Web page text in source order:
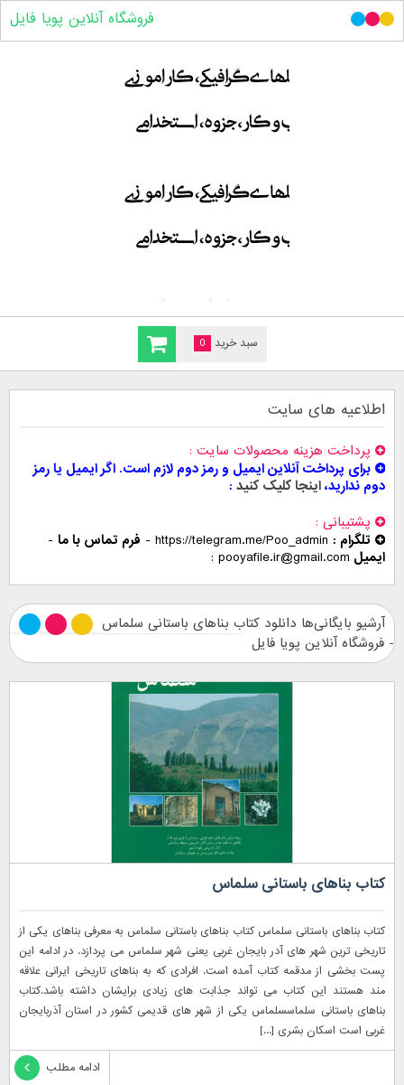
سبد خرید 0
فروشگاه آنلاین پویا فایل
اطلاعیه های سایت
پرداخت هزینه محصولات سایت
برای پرداخت آنلاین ایمیل و رمز دوم لازم است. اگر ایمیل یا رمز
دوم ندارید،اینجا کلیک کنید
پشتیبانی
تلگرام : https://telegram.me/Poo_admin
- فرم تماس با ما -
ایمیل pooyafile.ir@gmail.com
آرشیو بایگانی‌ها دانلود کتاب بناهای باستانی سلماس
- فروشگاه آنلاین پویا فایل
کتاب بناهای باستانی سلماس
کتاب بناهای باستانی سلماس کتاب بناهای باستانی سلماس به معرفی بناهای یکی از
تاریخی ترین شهر های آدر بایجان غربی یعنی شهر سلماس می پردازد. در ادامه این
پست بخشی از مدقمه کتاب آمده است. افرادی که به بناهای تاریخی ایرانی علاقه
مند هستند این کتاب می تواند جذابت های زیادی برایشان داشته باشد.کتاب
بناهای باستانی سلماسسلماس یکی از شهر های قدیمی کشور در استان آذربایجان
غربی است اسکان بشری [...]
ادامه مطلب